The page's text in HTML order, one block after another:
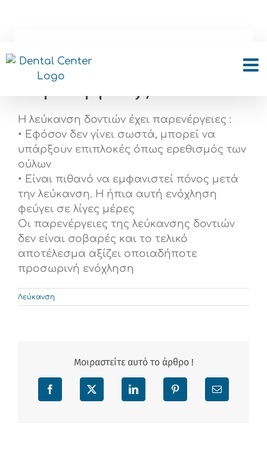
Η λεύκανση δοντιών έχει
παρενέργειες ;
Η λεύκανση δοντιών έχει παρενέργειες :
• Εφόσον δεν γίνει σωστά, μπορεί να
υπάρξουν επιπλοκές όπως ερεθισμός των
ούλων
• Είναι πιθανό να εμφανιστεί πόνος μετά
την λεύκανση. Η ήπια αυτή ενόχληση
φεύγει σε λίγες μέρες
Οι παρενέργειες της λεύκανσης δοντιών
δεν είναι σοβαρές και το τελικό
αποτέλεσμα αξίζει οποιαδήποτε
προσωρινή ενόχληση
Λεύκανση
Μοιραστείτε αυτό το άρθρο !
Facebook X LinkedIn Pinterest Email